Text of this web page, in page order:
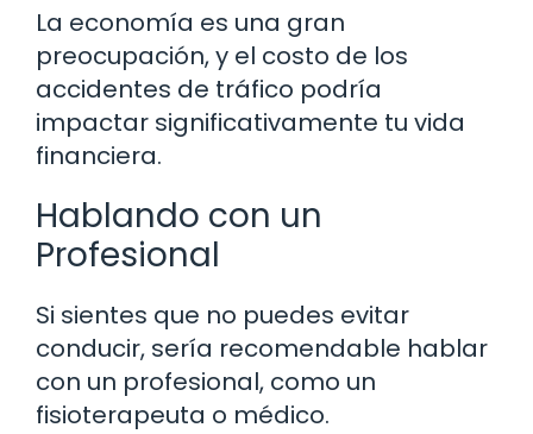
La economía es una gran
preocupación, y el costo de los
accidentes de tráfico podría
impactar significativamente tu vida
financiera.
Hablando con un
Profesional
Si sientes que no puedes evitar
conducir, sería recomendable hablar
con un profesional, como un
fisioterapeuta o médico.